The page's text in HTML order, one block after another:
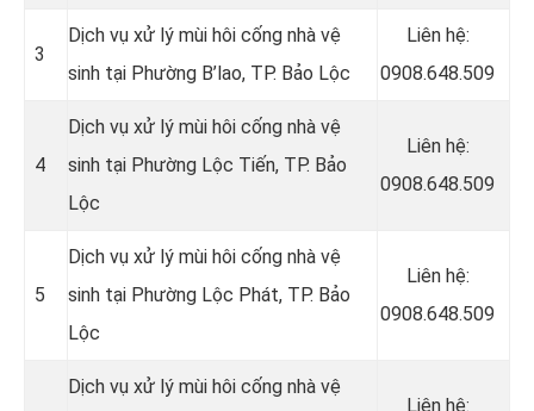
3
Dịch vụ xử lý mùi hôi cống nhà vệ
sinh tại Phường B’lao, TP. Bảo Lộc
Liên hệ:
0908.648.509
4
Dịch vụ xử lý mùi hôi cống nhà vệ
sinh tại Phường Lộc Tiến, TP. Bảo
Lộc
Liên hệ:
0908.648.509
5
Dịch vụ xử lý mùi hôi cống nhà vệ
sinh tại Phường Lộc Phát, TP. Bảo
Lộc
Liên hệ:
0908.648.509
Dịch vụ xử lý mùi hôi cống nhà vệ
Liên hệ: